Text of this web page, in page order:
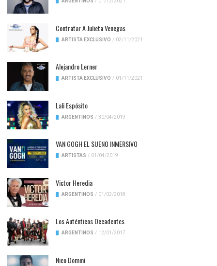
Contratar A Julieta Venegas
ARTISTA EXCLUSIVO / 02/11/2021
Alejandro Lerner
ARTISTA EXCLUSIVO / 01/11/2021
Lali Espósito
ARGENTINOS / 30/04/2019
VAN GOGH EL SUENO INMERSIVO
ARTISTAS / 01/04/2019
Victor Heredia
ARGENTINOS / 01/02/2018
Los Auténticos Decadentes
ARGENTINOS / 12/01/2017
Nico Dominí